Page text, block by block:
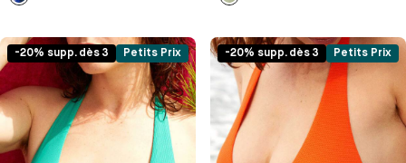
Imprimé Imprimé
-20% supp. dès 3 Petits Prix -20% supp. dès 3 Petits Prix